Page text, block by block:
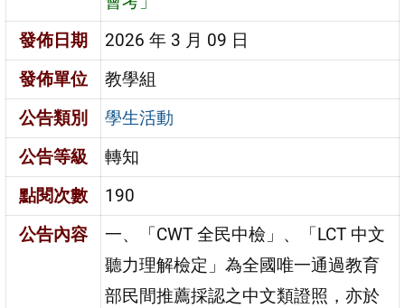
發佈日期
2026 年 3 月 09 日
發佈單位
教學組
公告類別
學生活動
公告等級
轉知
點閱次數
190
公告內容
一、「CWT 全民中檢」、「LCT 中文
聽力理解檢定」為全國唯一通過教育
部民間推薦採認之中文類證照，亦於